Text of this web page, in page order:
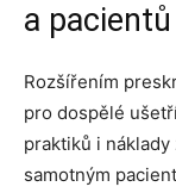
a
Rozšířením
pro dospělé
praktiků i
samotným